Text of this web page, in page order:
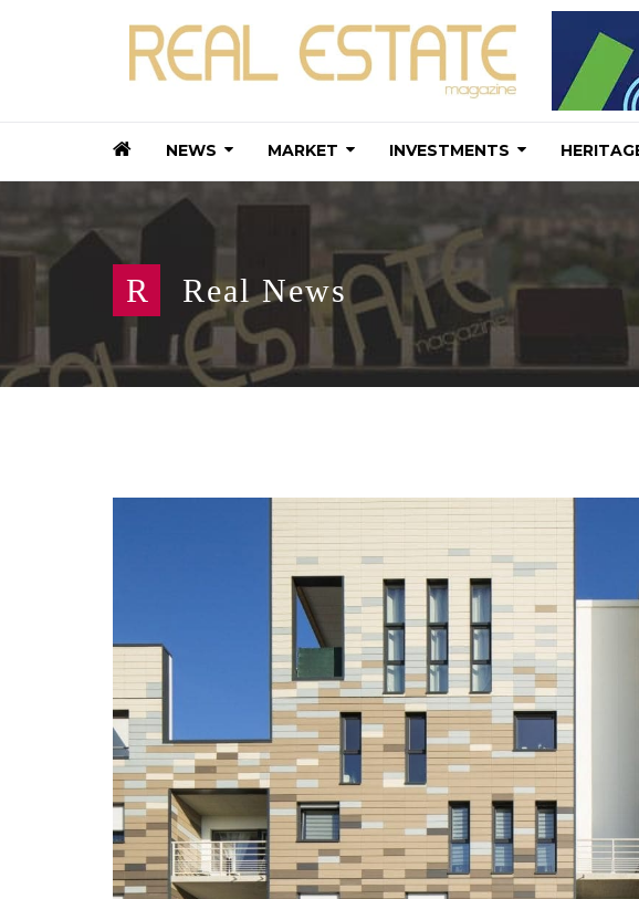
NEWS MARKET INVESTMENTS
R Real News